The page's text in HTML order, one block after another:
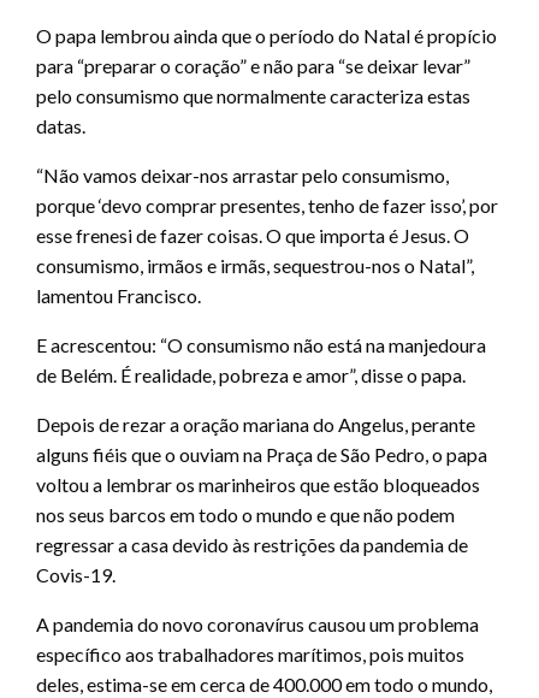
O papa lembrou ainda que o período do Natal é propício
para “preparar o coração” e não para “se deixar levar”
pelo consumismo que normalmente caracteriza estas
datas.
“Não vamos deixar-nos arrastar pelo consumismo,
porque ‘devo comprar presentes, tenho de fazer isso’, por
esse frenesi de fazer coisas. O que importa é Jesus. O
consumismo, irmãos e irmãs, sequestrou-nos o Natal”,
lamentou Francisco.
E acrescentou: “O consumismo não está na manjedoura
de Belém. É realidade, pobreza e amor”, disse o papa.
Depois de rezar a oração mariana do Angelus, perante
alguns fiéis que o ouviam na Praça de São Pedro, o papa
voltou a lembrar os marinheiros que estão bloqueados
nos seus barcos em todo o mundo e que não podem
regressar a casa devido às restrições da pandemia de
Covis-19.
A pandemia do novo coronavírus causou um problema
específico aos trabalhadores marítimos, pois muitos
deles, estima-se em cerca de 400.000 em todo o mundo,